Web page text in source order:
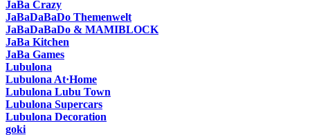
JaBa Crazy
JaBaDaBaDo Themenwelt
JaBaDaBaDo & MAMIBLOCK
JaBa Kitchen
JaBa Games
Lubulona
Lubulona At·Home
Lubulona Lubu Town
Lubulona Supercars
Lubulona Decoration
goki